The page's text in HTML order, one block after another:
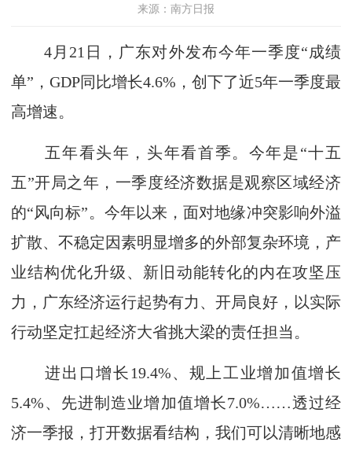
来源：南方日报
4月21日，广东对外发布今年一季度“成绩
单”，GDP同比增长4.6%，创下了近5年一季度最
高增速。
五年看头年，头年看首季。今年是“十五
五”开局之年，一季度经济数据是观察区域经济
的“风向标”。今年以来，面对地缘冲突影响外溢
扩散、不稳定因素明显增多的外部复杂环境，产
业结构优化升级、新旧动能转化的内在攻坚压
力，广东经济运行起势有力、开局良好，以实际
行动坚定扛起经济大省挑大梁的责任担当。
进出口增长19.4%、规上工业增加值增长
5.4%、先进制造业增加值增长7.0%……透过经
济一季报，打开数据看结构，我们可以清晰地感